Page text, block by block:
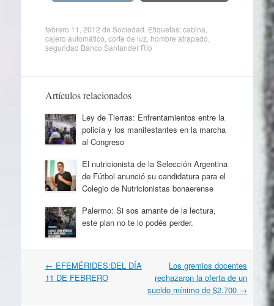
febrero 11, 2012 de Sociedad . Etiquetas:cabina
cajero automático corte de luz, hombre atrapado
seguridad Banco Santander Río
Artículos relacionados
Ley de Tierras: Enfrentamientos entre la
policía y los manifestantes en la marcha
al Congreso
El nutricionista de la Selección Argentina
de Fútbol anunció su candidatura para el
Colegio de Nutricionistas bonaerense
Palermo: Si sos amante de la lectura,
este plan no te lo podés perder.
Navegación
por
← EFEMÉRIDES:DEL DÍA
11 DE FEBRERO
Los gremios docentes
rechazaron la oferta de un
sueldo mínimo de $2.700 →